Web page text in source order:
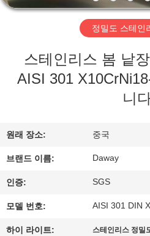
영
우
에
대
하
여
정밀도 스테인
스테인리스 봄 낱
AISI 301
니
원래 장소: 중국
브랜드 이름: Daway
인증: SGS
모델 번호: AISI 301 DIN
하이 라이트: 스테인리스 정밀